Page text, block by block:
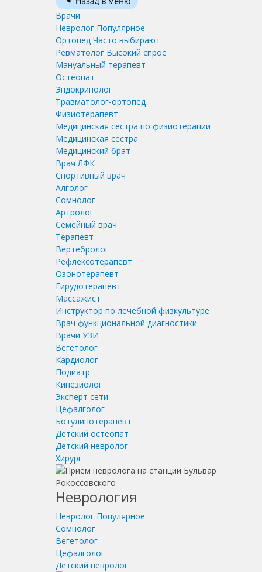
Врачи
Невролог Популярное
Ортопед Часто выбирают
Ревматолог Высокий спрос
Мануальный терапевт
Остеопат
Эндокринолог
Травматолог-ортопед
Физиотерапевт
Медицинская сестра по физиотерапии
Медицинская сестра
Медицинский брат
Врач ЛФК
Спортивный врач
Алголог
Сомнолог
Артролог
Семейный врач
Терапевт
Вертебролог
Рефлексотерапевт
Озонотерапевт
Гирудотерапевт
Массажист
Инструктор по лечебной физкультуре
Врач функциональной диагностики
Врачи УЗИ
Вегетолог
Кардиолог
Подиатр
Кинезиолог
Эксперт сети
Цефалголог
Ботулинотерапевт
Детский остеопат
Детский невролог
Хирург
Неврология
Невролог Популярное
Сомнолог
Вегетолог
Цефалголог
Детский невролог